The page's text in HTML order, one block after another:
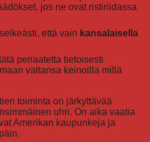
jos ne ovat ristiriidassa
että vain kansalaisella
periaatetta tietoisesti
valtansa keinoilla millä
toiminta on järkyttävää
uhri. On aika vaatia
Amerikan kaupunkeja ja